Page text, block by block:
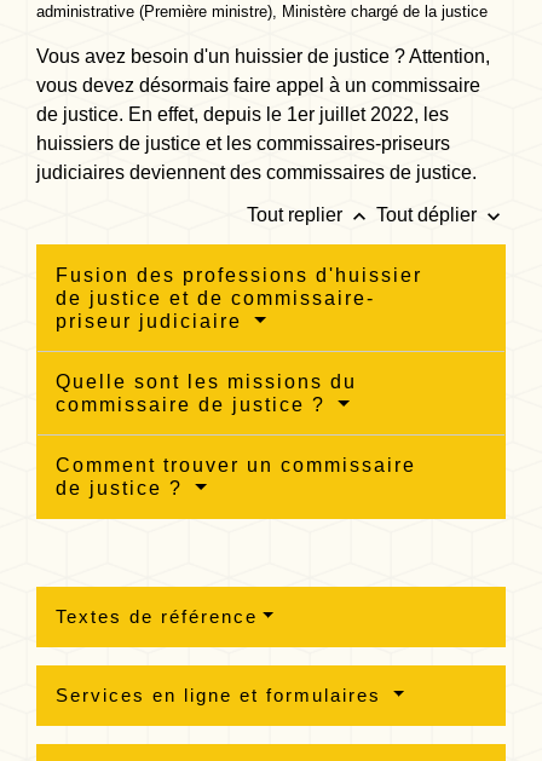
administrative (Première ministre), Ministère chargé de la justice
Vous avez besoin d'un huissier de justice ? Attention,
vous devez désormais faire appel à un commissaire
de justice. En effet, depuis le 1er juillet 2022, les
huissiers de justice et les commissaires-priseurs
judiciaires deviennent des commissaires de justice.
Tout replier keyboard_arrow_up Tout déplier keyboard_arrow_down
Fusion des professions d'huissier
de justice et de commissaire-
priseur judiciaire
Quelle sont les missions du
commissaire de justice ?
Comment trouver un commissaire
de justice ?
Textes de référence
Services en ligne et formulaires